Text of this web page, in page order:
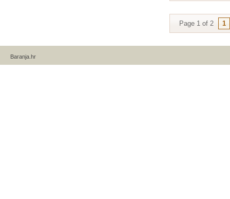
Page 1 of 2 1
Baranja.hr